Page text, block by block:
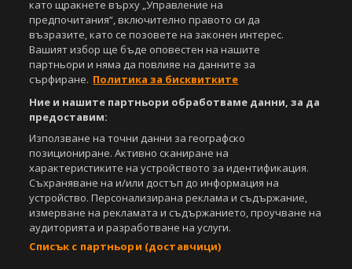
Свали БЕЗПЛАТНОТО приложение за:
Android
като щракнете върху „Управление на
предпочитания“, включително правото си да
възразите, като се позовете на законен интерес.
Вашият избор ще бъде оповестен на нашите
партньори и няма да повлияе на данните за
сърфиране. Политика за бисквитките
Ние и нашите партньори обработваме данни, за да
предоставим:
Използване на точни данни за географско
позициониране. Активно сканиране на
характеристиките на устройството за идентификация.
Съхраняване на и/или достъп до информация на
устройство. Персонализирана реклама и съдържание,
измерване на рекламата и съдържанието, проучване на
аудиторията и разработване на услуги.
Списък с партньори (доставчици)